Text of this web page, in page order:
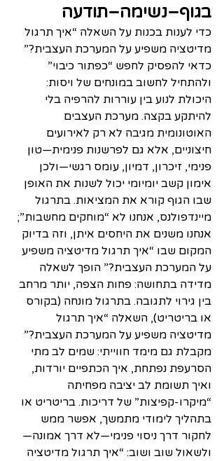
בגוף–נשימה–תודעה
כדי לענות בכנות על השאלה “איך תרגול
מדיטציה משפיע על המערכת העצבית?”
כדאי להפסיק לחפש “כפתור כיבוי”
ולהתחיל לחשוב במונחים של ויסות:
היכולת לנוע בין עוררות להרפיה בלי
להיתקע בקצה. מערכת העצבים
האוטונומית מגיבה לא רק לאירועים
חיצוניים, אלא גם לפרשנות פנימית—טון
פנימי, זיכרון, דמיון, עומס רגשי—ולכן
אימון קשב יומיומי יכול לשנות את האופן
שבו הגוף קורא את המציאות. בתרגול
מיינדפולנס, אנחנו לא “מוחקים מחשבות”;
אנחנו משנים את היחסים איתן, וזה בדיוק
המקום שבו “איך תרגול מדיטציה משפיע
על המערכת העצבית?” הופך לשאלה
מדידה בתחושה: פחות הצפה, יותר מרחב
בין גירוי לתגובה. בתרגול מונחה (בקורס
או בריטריט), השאלה “איך תרגול
מדיטציה משפיע על המערכת העצבית?”
מקבלת גם מימד חווייתי: שמים לב מתי
הסרעפת נפתחת, איך הכתפיים יורדות,
ואיך תשומת לב יציבה מפחיתה
“מיקרו-קפיצות” של דריכות. בריטריט או
בתהליך לימודי מתמשך, אפשר ממש
לחקור דרך ניסוי פנימי—לא דרך אמונה—
ולשאול שוב ושוב: “איך תרגול מדיטציה